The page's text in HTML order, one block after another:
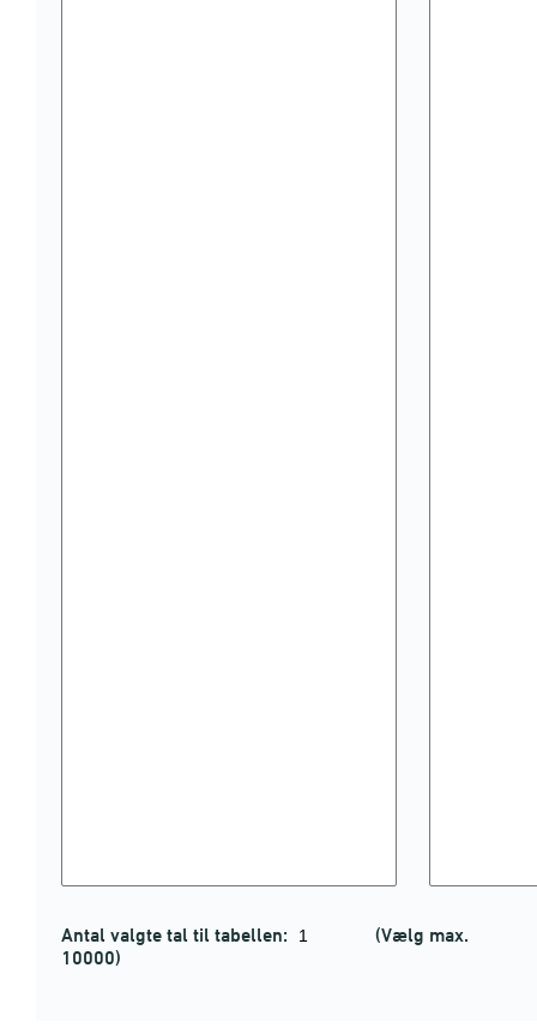
Antal valgte tal til tabellen:
(Vælg max.
10000)